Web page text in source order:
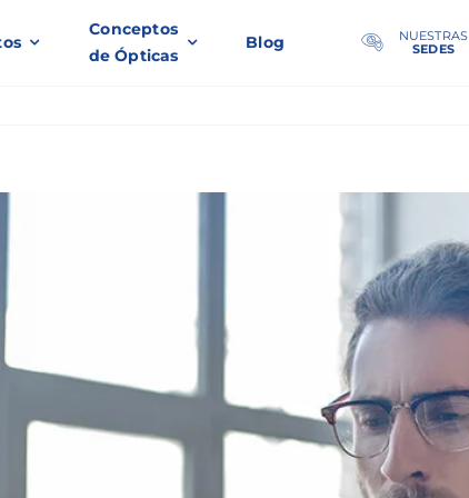
Conceptos
de Ópticas
Blog
NUESTRAS
SEDES